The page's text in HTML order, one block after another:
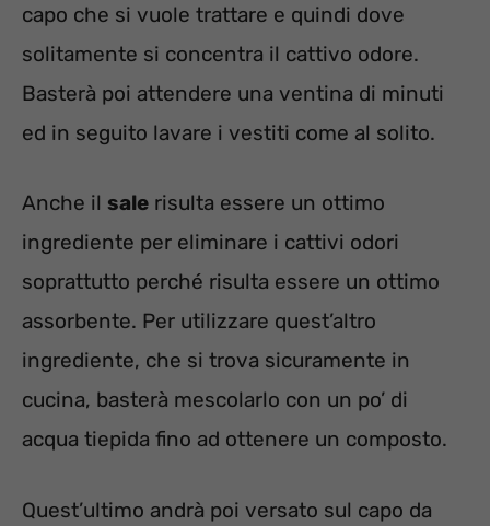
capo che si vuole trattare e quindi dove
solitamente si concentra il cattivo odore.
Basterà poi attendere una ventina di minuti
ed in seguito lavare i vestiti come al solito.
Anche il sale risulta essere un ottimo
ingrediente per eliminare i cattivi odori
soprattutto perché risulta essere un ottimo
assorbente. Per utilizzare quest’altro
ingrediente, che si trova sicuramente in
cucina, basterà mescolarlo con un po’ di
acqua tiepida fino ad ottenere un composto.
Quest’ultimo andrà poi versato sul capo da